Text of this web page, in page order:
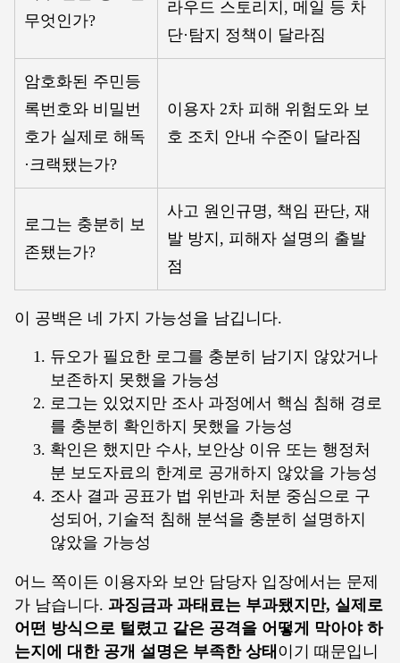
무엇인가?
라우드 스토리지, 메일 등 차
단·탐지 정책이 달라짐
암호화된 주민등
록번호와 비밀번
호가 실제로 해독
·크랙됐는가?
이용자 2차 피해 위험도와 보
호 조치 안내 수준이 달라짐
로그는 충분히 보
존됐는가?
사고 원인규명, 책임 판단, 재
발 방지, 피해자 설명의 출발
점
이 공백은 네 가지 가능성을 남깁니다.
듀오가 필요한 로그를 충분히 남기지 않았거나
보존하지 못했을 가능성
로그는 있었지만 조사 과정에서 핵심 침해 경로
를 충분히 확인하지 못했을 가능성
확인은 했지만 수사, 보안상 이유 또는 행정처
분 보도자료의 한계로 공개하지 않았을 가능성
조사 결과 공표가 법 위반과 처분 중심으로 구
성되어, 기술적 침해 분석을 충분히 설명하지
않았을 가능성
어느 쪽이든 이용자와 보안 담당자 입장에서는 문제
가 남습니다. 과징금과 과태료는 부과됐지만, 실제로
어떤 방식으로 털렸고 같은 공격을 어떻게 막아야 하
는지에 대한 공개 설명은 부족한 상태 이기 때문입니